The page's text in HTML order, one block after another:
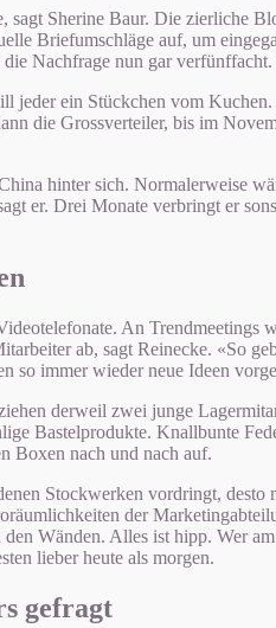
sagt Sherine Baur. Die zierliche
Briefumschläge auf, um
Nachfrage nun gar
jeder ein Stückchen vom
die Grossverteiler, bis im
hinter sich. Normalerweise
er. Drei Monate verbringt er
An
ab, sagt Reinecke. «So
so immer wieder neue Ideen
derweil zwei junge
Bastelprodukte. Knallbunte
Boxen nach und nach auf.
Stockwerken vordringt,
der
Wänden. Alles ist hipp. Wer
lieber heute als morgen.
gefragt